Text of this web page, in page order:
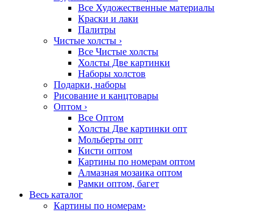
Все Художественные материалы
Краски и лаки
Палитры
Чистые холсты ›
Все Чистые холсты
Холсты Две картинки
Наборы холстов
Подарки, наборы
Рисование и канцтовары
Оптом ›
Все Оптом
Холсты Две картинки опт
Мольберты опт
Кисти оптом
Картины по номерам оптом
Алмазная мозаика оптом
Рамки оптом, багет
Весь каталог
Картины по номерам›